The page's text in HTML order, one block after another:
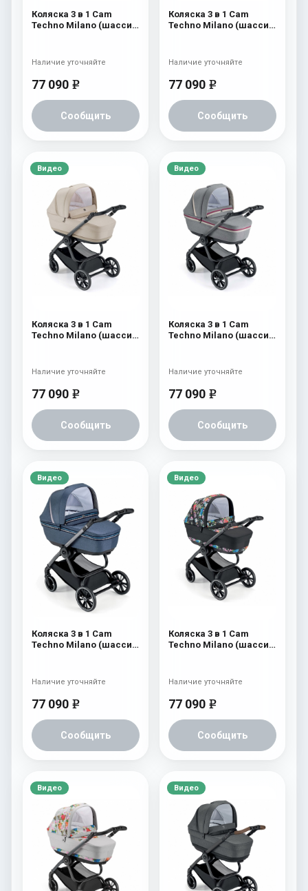
Коляска 3 в 1 Cam
Techno Milano (шасси
77 090 e
Сообщить
Наличие уточняйте
Коляска 3 в 1 Cam
Techno Milano (шасси
77 090 e
Сообщить
Наличие уточняйте
Видео
Коляска 3 в 1 Cam
Techno Milano (шасси
77 090 e
Сообщить
Наличие уточняйте
Видео
Коляска 3 в 1 Cam
Techno Milano (шасси
77 090 e
Сообщить
Наличие уточняйте
Видео
Коляска 3 в 1 Cam
Techno Milano (шасси
77 090 e
Сообщить
Наличие уточняйте
Видео
Коляска 3 в 1 Cam
Techno Milano (шасси
77 090 e
Сообщить
Наличие уточняйте
Видео Видео